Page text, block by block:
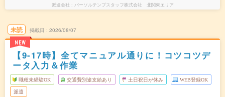
派遣会社 パーソルテンプスタッフ株式会社 北関東エリア
未読
NEW
掲載日 2026/08/07
【9-17時】全てマニュアル通りに！コツコツデ
ータ入力＆作業
職種未経験OK 交通費別途支給あり 土日祝日が休み WEB登録OK
派遣